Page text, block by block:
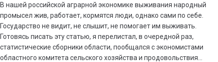
В нашей российской аграрной экономике выживания народный
промысел жив, работает, кормятся люди, однако сами по себе.
Государство не видит, не слышит, не помогает им выживать.
Готовясь писать эту статью, я перелистал, в очередной раз,
статистические сборники области, пообщался с экономистами
областного комитета сельского хозяйства и продовольствия…